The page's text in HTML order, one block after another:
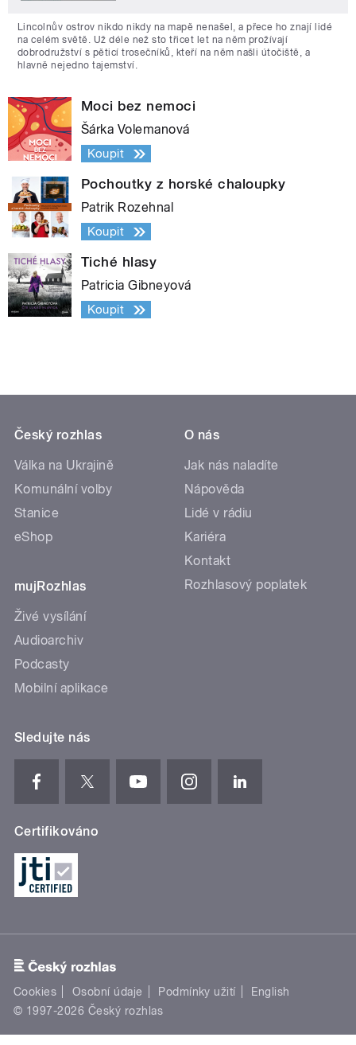
Lincolnův ostrov nikdo nikdy na mapě nenašel, a přece ho znají lidé
na celém světě. Už déle než sto třicet let na něm prožívají
dobrodružství s pěticí trosečníků, kteří na něm našli útočiště, a
hlavně nejedno tajemství.
Moci bez nemoci
Šárka Volemanová
Koupit
Pochoutky z horské chaloupky
Patrik Rozehnal
Koupit
Tiché hlasy
Patricia Gibneyová
Koupit
Český rozhlas
Válka na Ukrajině
Komunální volby
Stanice
eShop
mujRozhlas
Živé vysílání
Audioarchiv
Podcasty
Mobilní aplikace
O nás
Jak nás naladíte
Nápověda
Lidé v rádiu
Kariéra
Kontakt
Rozhlasový poplatek
Sledujte nás
Certifikováno
Cookies Osobní údaje Podmínky užití
English
© 1997-2026 Český rozhlas